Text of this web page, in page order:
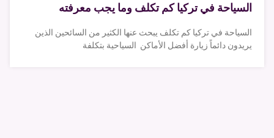
السياحة في تركيا كم تكلف وما يجب معرفته
السياحة في تركيا كم تكلف يبحث عنها الكثير من السائحين الذين
يريدون دائماً زيارة أفضل الأماكن السياحية بتكلفة